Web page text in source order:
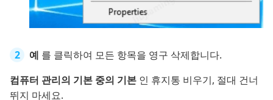
예 를 클릭하여 모든 항목을 영구 삭제합니다.
컴퓨터 관리의 기본 중의 기본 인 휴지통 비우기, 절대 건너
뛰지 마세요.